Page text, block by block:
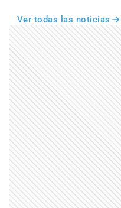
Ver todas las noticias